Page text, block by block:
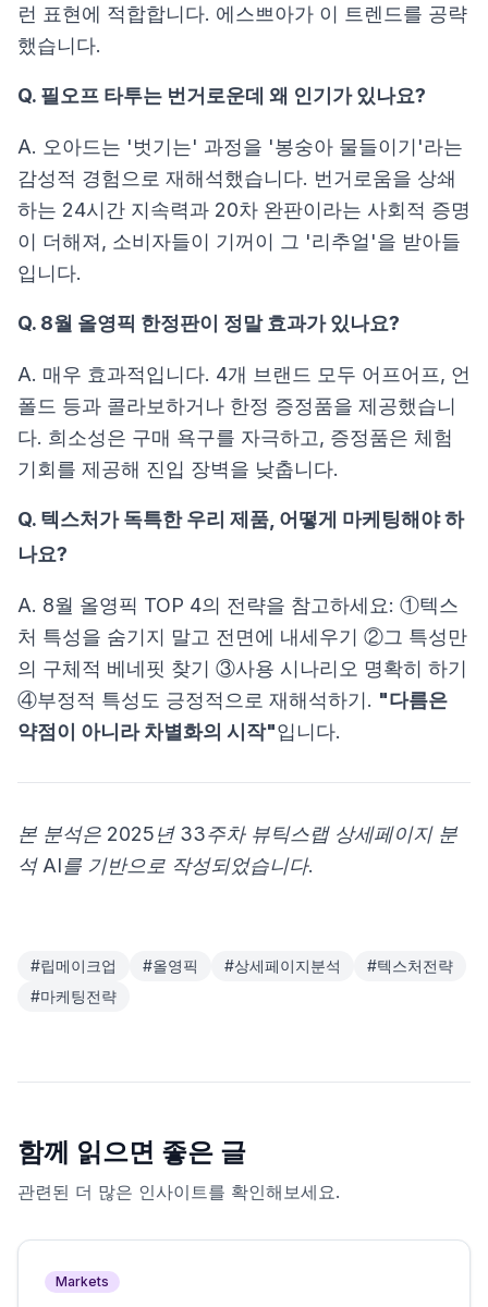
런 표현에 적합합니다. 에스쁘아가 이 트렌드를 공략
했습니다.
Q. 필오프 타투는 번거로운데 왜 인기가 있나요?
A. 오아드는 '벗기는' 과정을 '봉숭아 물들이기'라는
감성적 경험으로 재해석했습니다. 번거로움을 상쇄
하는 24시간 지속력과 20차 완판이라는 사회적 증명
이 더해져, 소비자들이 기꺼이 그 '리추얼'을 받아들
입니다.
Q. 8월 올영픽 한정판이 정말 효과가 있나요?
A. 매우 효과적입니다. 4개 브랜드 모두 어프어프, 언
폴드 등과 콜라보하거나 한정 증정품을 제공했습니
다. 희소성은 구매 욕구를 자극하고, 증정품은 체험
기회를 제공해 진입 장벽을 낮춥니다.
Q. 텍스처가 독특한 우리 제품, 어떻게 마케팅해야 하
나요?
A. 8월 올영픽 TOP 4의 전략을 참고하세요: ①텍스
처 특성을 숨기지 말고 전면에 내세우기 ②그 특성만
의 구체적 베네핏 찾기 ③사용 시나리오 명확히 하기
④부정적 특성도 긍정적으로 재해석하기. "다름은
약점이 아니라 차별화의 시작"입니다.
본 분석은 2025년 33주차 뷰틱스랩 상세페이지 분
석 AI를 기반으로 작성되었습니다.
#립메이크업 #올영픽 #상세페이지분석 #텍스처전략
#마케팅전략
함께 읽으면 좋은 글
관련된 더 많은 인사이트를 확인해보세요.
Markets